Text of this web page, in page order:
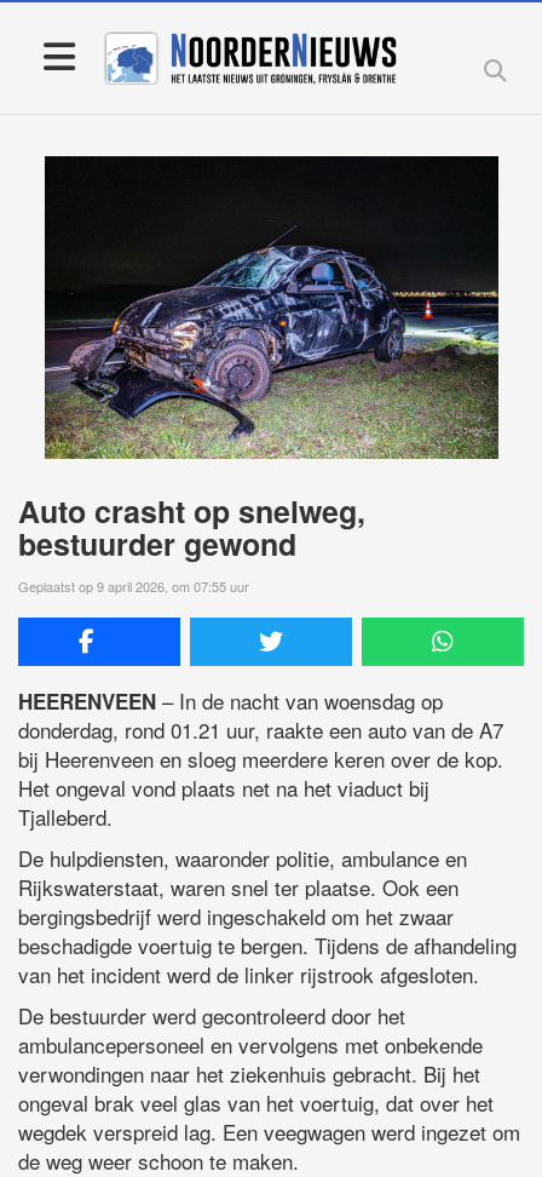
Auto crasht op snelweg,
bestuurder gewond
Geplaatst op 9 april 2026, om 07:55 uur
HEERENVEEN – In de nacht van woensdag op
donderdag, rond 01.21 uur, raakte een auto van de A7
bij Heerenveen en sloeg meerdere keren over de kop.
Het ongeval vond plaats net na het viaduct bij
Tjalleberd.
De hulpdiensten, waaronder politie, ambulance en
Rijkswaterstaat, waren snel ter plaatse. Ook een
bergingsbedrijf werd ingeschakeld om het zwaar
beschadigde voertuig te bergen. Tijdens de afhandeling
van het incident werd de linker rijstrook afgesloten.
De bestuurder werd gecontroleerd door het
ambulancepersoneel en vervolgens met onbekende
verwondingen naar het ziekenhuis gebracht. Bij het
ongeval brak veel glas van het voertuig, dat over het
wegdek verspreid lag. Een veegwagen werd ingezet om
de weg weer schoon te maken.